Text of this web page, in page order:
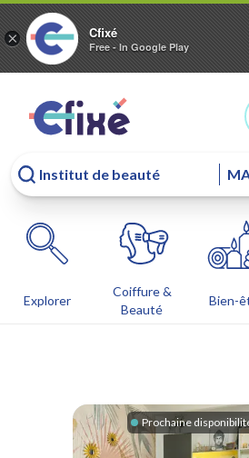
× Cfixé
Free - In Google Play
Explorer
Coiffure &
Beauté
Bien-
Prochaine